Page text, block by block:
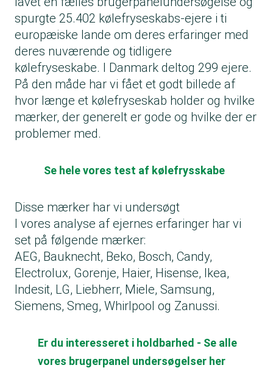
spurgte 25.402 kølefryseskabs-ejere i ti
europæiske lande om deres erfaringer med
deres nuværende og tidligere
kølefryseskabe. I Danmark deltog 299 ejere.
På den måde har vi fået et godt billede af
hvor længe et kølefryseskab holder og hvilke
mærker, der generelt er gode og hvilke der er
problemer med.
Se hele vores test af kølefrysskabe
Disse mærker har vi undersøgt
I vores analyse af ejernes erfaringer har vi
set på følgende mærker:
AEG, Bauknecht, Beko, Bosch, Candy,
Electrolux, Gorenje, Haier, Hisense, Ikea,
Indesit, LG, Liebherr, Miele, Samsung,
Siemens, Smeg, Whirlpool og Zanussi.
Er du interesseret i holdbarhed - Se alle
vores brugerpanel undersøgelser her